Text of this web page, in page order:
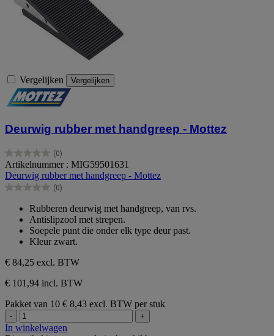
Vergelijken Vergelijken
Deurwig rubber met handgreep - Mottez
(0)
0.0
van
de
5
Artikelnummer : MIG59501631
Deurwig rubber met handgreep - Mottez
(0)
0.0
sterren.
Rubberen deurwig met handgreep, van rvs.
Antislipzool met strepen.
Soepele punt die onder elk type deur past.
Kleur zwart.
€ 84,25 excl. BTW
€ 101,94 incl. BTW
Pakket van 10 € 8,43 excl. BTW per stuk
- +
In winkelwagen